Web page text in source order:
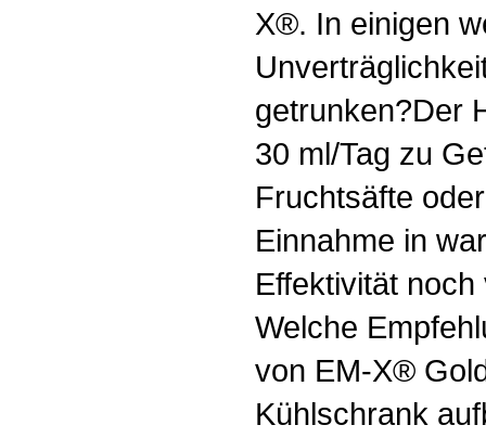
X®. In einigen
getrunken?Der
30 ml/Tag zu
Fruchtsäfte
Einnahme in
Effektivität
Welche
von EM-X®
Kühlschrank